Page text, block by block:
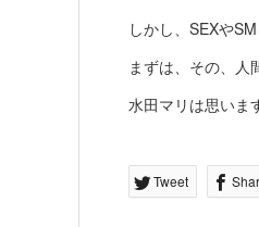
しかし、SEXや
まずは、その、人
水田マリは思いま
Tweet